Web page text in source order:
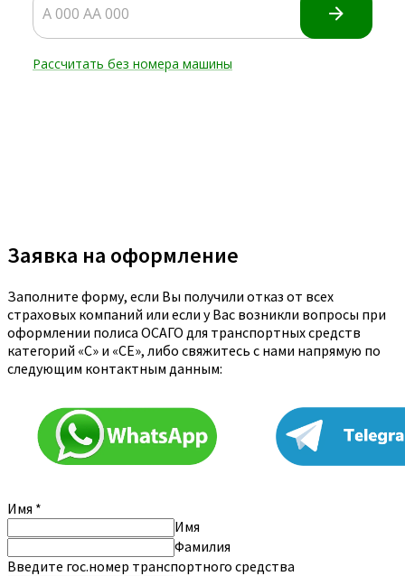
Заявка на оформление
Заполните форму, если Вы получили отказ от всех
страховых компаний или если у Вас возникли вопросы при
оформлении полиса ОСАГО для транспортных средств
категорий «C» и «CE», либо свяжитесь с нами напрямую по
следующим контактным данным:
Имя *
Имя
Фамилия
Введите гос.номер транспортного средства